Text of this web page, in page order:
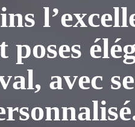
avec